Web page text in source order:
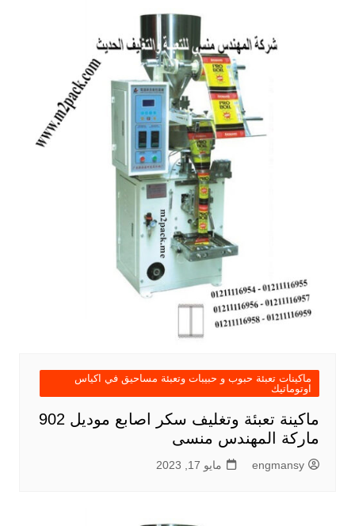
ماكينات تعبئة حبوب و حبيبات وتعبئة مساحيق في اكياس
اوتوماتيك
ماكينة تعبئة وتغليف سكر اصابع موديل 902
ماركة المهندس منسى
engmansy مايو 17, 2023